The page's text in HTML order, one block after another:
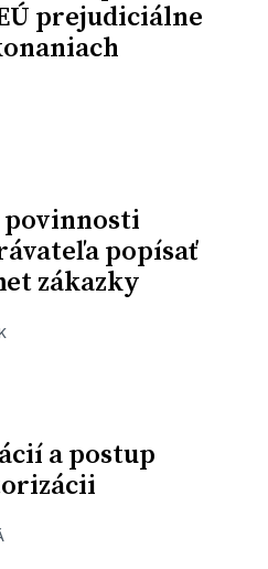
prejudiciálne
povinnosti
popísať
zákazky
a postup